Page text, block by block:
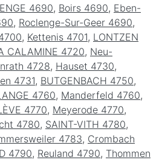
4690, Boirs 4690, Eben-
, Roclenge-Sur-Geer 4690,
, Kettenis 4701, LONTZEN
CALAMINE 4720, Neu-
4728, Hauset 4730,
4731, BUTGENBACH 4750,
4760, Manderfeld 4760,
4770, Meyerode 4770,
4780, SAINT-VITH 4780,
4783, Crombach
4790, Reuland 4790, Thommen